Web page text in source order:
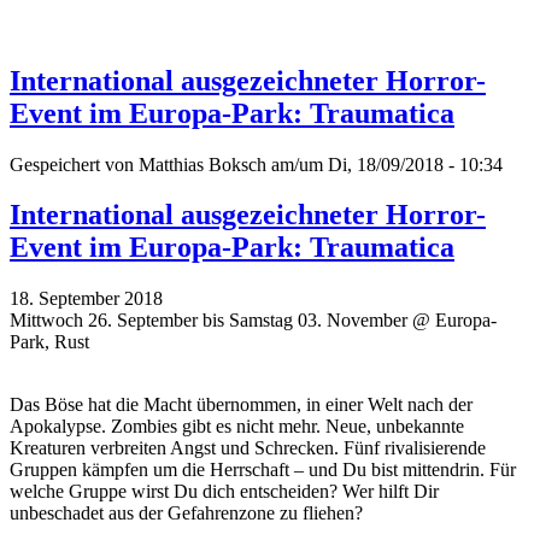
International ausgezeichneter Horror-
Event im Europa-Park: Traumatica
Gespeichert von Matthias Boksch am/um Di, 18/09/2018 - 10:34
International ausgezeichneter Horror-
Event im Europa-Park: Traumatica
18. September 2018
Mittwoch 26. September bis Samstag 03. November @ Europa-
Park, Rust
Das Böse hat die Macht übernommen, in einer Welt nach der
Apokalypse. Zombies gibt es nicht mehr. Neue, unbekannte
Kreaturen verbreiten Angst und Schrecken. Fünf rivalisierende
Gruppen kämpfen um die Herrschaft – und Du bist mittendrin. Für
welche Gruppe wirst Du dich entscheiden? Wer hilft Dir
unbeschadet aus der Gefahrenzone zu fliehen?